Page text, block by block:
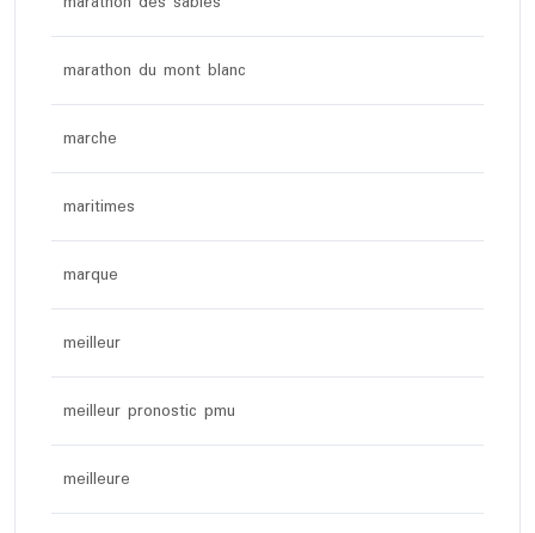
marathon du mont blanc
marche
maritimes
marque
meilleur
meilleur pronostic pmu
meilleure